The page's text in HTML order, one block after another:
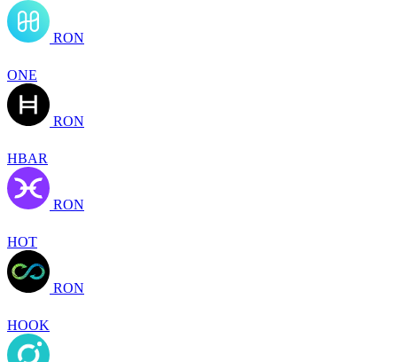
RON
ONE
RON
HBAR
RON
HOT
RON
HOOK